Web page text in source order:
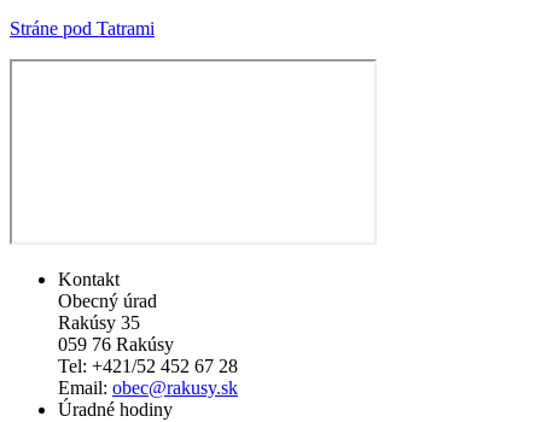
Stráne pod Tatrami
Kontakt
Obecný úrad
Rakúsy 35
059 76 Rakúsy
Tel: +421/52 452 67 28
Email: obec@rakusy.sk
Úradné hodiny